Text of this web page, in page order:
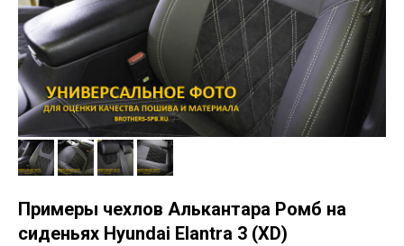
Примеры чехлов Алькантара Ромб на
сиденьях Hyundai Elantra 3 (XD)